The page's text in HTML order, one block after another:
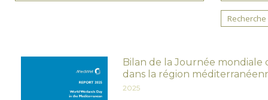
Bilan de la Journée mondiale
dans la région
2025